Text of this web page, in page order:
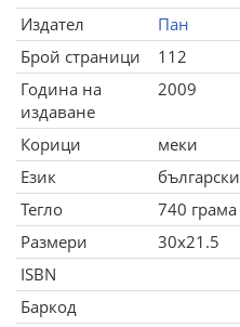
Издател
Пан
Брой страници
112
Година на
издаване
2009
Корици
меки
Език
български
Тегло
740 грама
Размери
30x21.5
ISBN
Баркод